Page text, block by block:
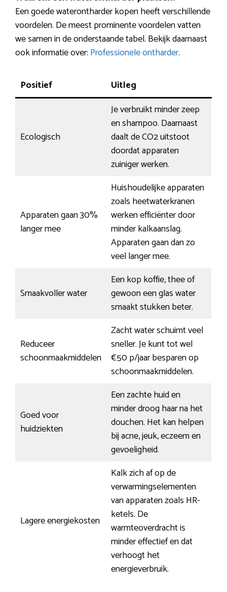
Een goede waterontharder kopen heeft verschillende
voordelen. De meest prominente voordelen vatten
we samen in de onderstaande tabel. Bekijk daarnaast
ook informatie over: Professionele ontharder.
Positief Uitleg
Ecologisch
Je verbruikt minder zeep
en shampoo. Daarnaast
daalt de CO2 uitstoot
doordat apparaten
zuiniger werken.
Apparaten gaan 30%
langer mee
Huishoudelijke apparaten
zoals heetwaterkranen
werken efficiënter door
minder kalkaanslag.
Apparaten gaan dan zo
veel langer mee.
Smaakvoller water
Een kop koffie, thee of
gewoon een glas water
smaakt stukken beter.
Reduceer
schoonmaakmiddelen
Zacht water schuimt veel
sneller. Je kunt tot wel
€50 p/jaar besparen op
schoonmaakmiddelen.
Goed voor
huidziekten
Een zachte huid en
minder droog haar na het
douchen. Het kan helpen
bij acne, jeuk, eczeem en
gevoeligheid.
Lagere energiekosten
Kalk zich af op de
verwarmingselementen
van apparaten zoals HR-
ketels. De
warmteoverdracht is
minder effectief en dat
verhoogt het
energieverbruik.